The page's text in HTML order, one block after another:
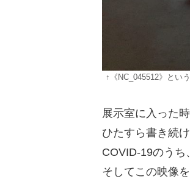
↑《NC_045512》とい
展示室に入った
ひたすら書き続
COVID-19のうち
そしてこの映像